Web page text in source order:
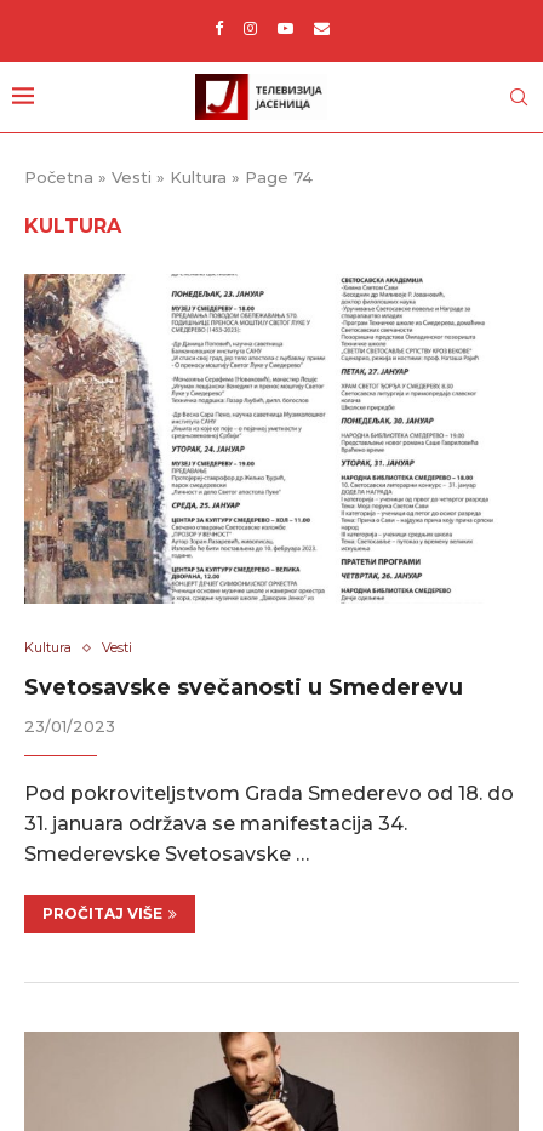
Početna » Vesti » Kultura » Page 74
KULTURA
Kultura Vesti
Svetosavske svečanosti u Smederevu
23/01/2023
Pod pokroviteljstvom Grada Smederevo od 18. do
31. januara održava se manifestacija 34.
Smederevske Svetosavske …
PROČITAJ VIŠE